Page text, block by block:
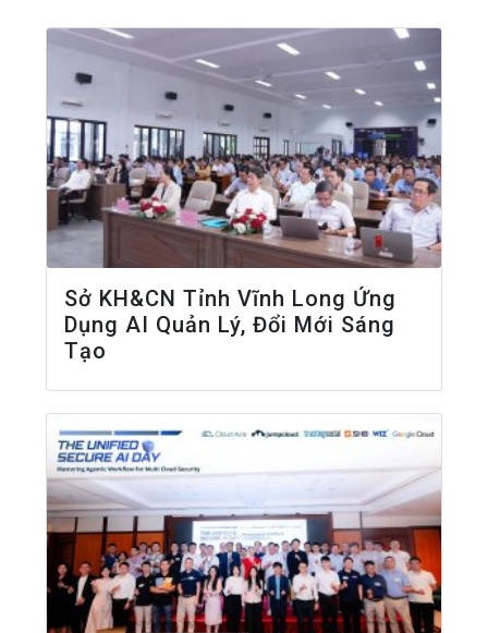
Sở KH&CN Tỉnh Vĩnh Long Ứng
Dụng AI Quản Lý, Đổi Mới Sáng
Tạo